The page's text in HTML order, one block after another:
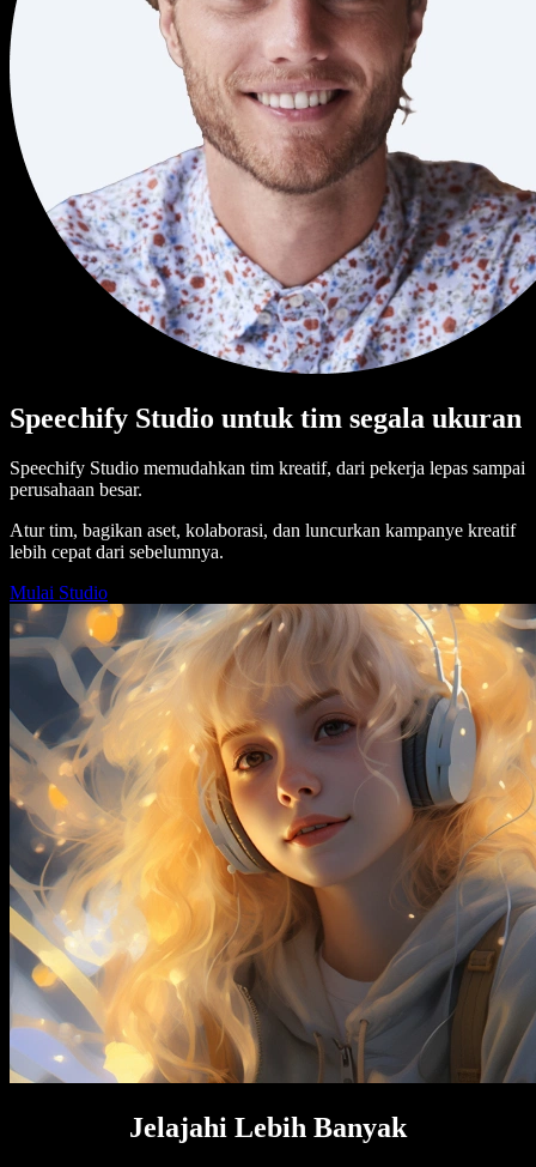
Speechify Studio untuk tim segala ukuran
Speechify Studio memudahkan tim kreatif, dari pekerja lepas sampai
perusahaan besar.
Atur tim, bagikan aset, kolaborasi, dan luncurkan kampanye kreatif
lebih cepat dari sebelumnya.
Mulai Studio
Jelajahi Lebih Banyak